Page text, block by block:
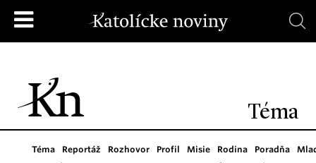
Téma
Téma Reportáž Rozhovor Profil Misie Rodina Poradňa